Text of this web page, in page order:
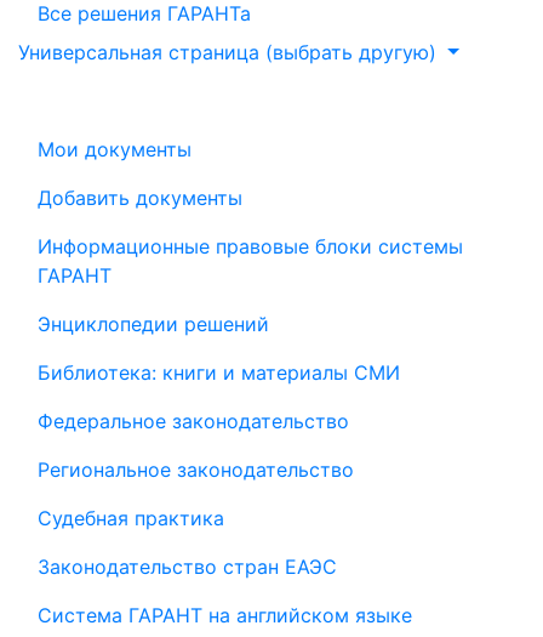
Все решения ГАРАНТа
Универсальная страница (выбрать другую)
Мои документы
Добавить документы
Информационные правовые блоки системы
ГАРАНТ
Энциклопедии решений
Библиотека: книги и материалы СМИ
Федеральное законодательство
Региональное законодательство
Судебная практика
Законодательство стран ЕАЭС
Система ГАРАНТ на английском языке